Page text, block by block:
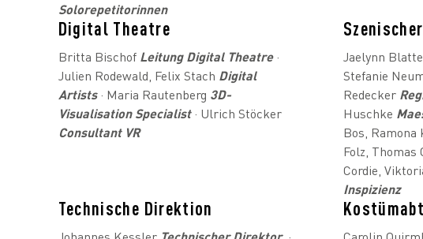
Solorepetitorinnen
Digital Theatre
Britta Bischof Leitung Digital Theatre·
Julien Rodewald, Felix Stach Digital
Artists · Maria Rautenberg 3D-
Visualisation Specialist · Ulrich Stöcker
Consultant VR
Jaelynn
Stefanie
Redecker
Huschke
Bos, Ramona
Folz, Thomas
Cordie,
Inspizienz
Technische Direktion